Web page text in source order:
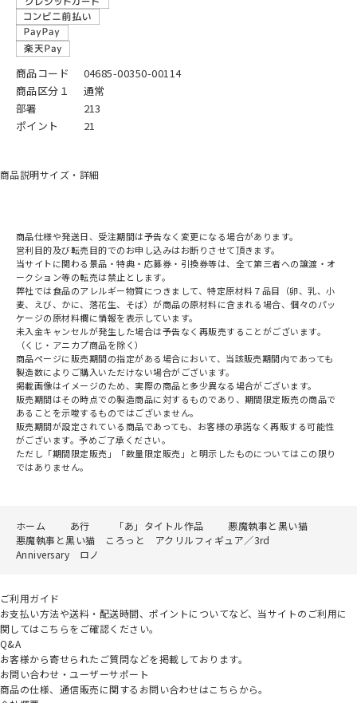
商品コード
04685-00350-00114
商品区分１
通常
部署
213
ポイント
21
商品説明サイズ・詳細
商品仕様や発送日、受注期間は予告なく変更になる場合があります。
営利目的及び転売目的でのお申し込みはお断りさせて頂きます。
当サイトに関わる景品・特典・応募券・引換券等は、全て第三者への譲渡・オ
ークション等の転売は禁止とします。
弊社では食品のアレルギー物質につきまして、特定原材料７品目（卵、乳、小
麦、えび、かに、落花生、そば）が商品の原材料に含まれる場合、個々のパッ
ケージの原材料欄に情報を表示しています。
未入金キャンセルが発生した場合は予告なく再販売することがございます。
（くじ・アニカプ商品を除く）
商品ページに販売期間の指定がある場合において、当該販売期間内であっても
製造数によりご購入いただけない場合がございます。
掲載画像はイメージのため、実際の商品と多少異なる場合がございます。
販売期間はその時点での製造商品に対するものであり、期間限定販売の商品で
あることを示唆するものではございません。
販売期間が設定されている商品であっても、お客様の承諾なく再販する可能性
がございます。予めご了承ください。
ただし「期間限定販売」「数量限定販売」と明示したものについてはこの限り
ではありません。
ホーム あ行 「あ」タイトル作品
悪魔執事と黒い猫
悪魔執事と黒い猫 ころっと アクリルフィギュア／3rd
Anniversary ロノ
ご利用ガイド
お支払い方法や送料・配送時間、ポイントについてなど、当サイトのご利用に
関してはこちらをご確認ください。
Q&A
お客様から寄せられたご質問などを掲載しております。
お問い合わせ・ユーザーサポート
商品の仕様、通信販売に関するお問い合わせはこちらから。